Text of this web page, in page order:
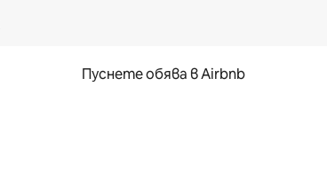
Пуснете обява в Airbnb